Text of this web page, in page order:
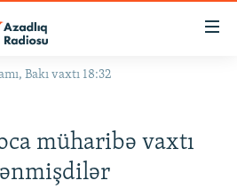
Bakı vaxtı 18:32
müharibə vaxtı